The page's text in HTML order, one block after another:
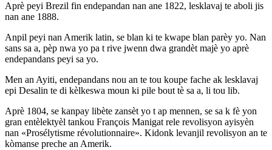
Aprè peyi Brezil fin endepandan nan ane 1822, lesklavaj te aboli jis
nan ane 1888.
Anpil peyi nan Amerik latin, se blan ki te kwape blan parèy yo. Nan
sans sa a, pèp nwa yo pa t rive jwenn dwa grandèt majè yo aprè
endepandans peyi sa yo.
Men an Ayiti, endepandans nou an te tou koupe fache ak lesklavaj
epi Desalin te di kèlkeswa moun ki pile bout tè sa a, li tou lib.
Aprè 1804, se kanpay libète zansèt yo t ap mennen, se sa k fè yon
gran entèlektyèl tankou François Manigat rele revolisyon ayisyèn
nan «Prosélytisme révolutionnaire». Kidonk levanjil revolisyon an te
kòmanse preche an Amerik.